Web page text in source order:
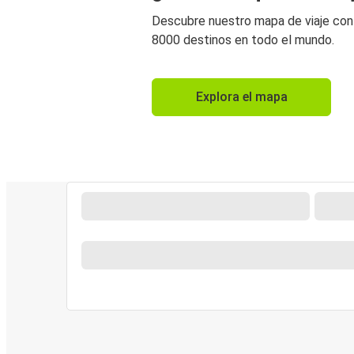
Descubre nuestro mapa de viaje
8000 destinos en todo el mundo.
Explora el mapa